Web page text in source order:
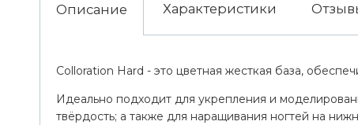
Описание Характеристики
Colloration Hard - это цветная жесткая база,
Идеально подходит для укрепления и
твёрдость; а также для наращивания ногтей на